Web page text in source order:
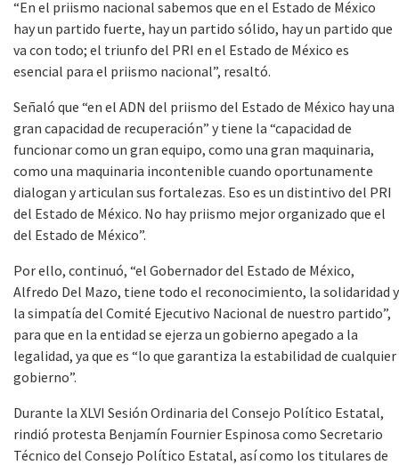
“En el priismo nacional sabemos que en el Estado de México
hay un partido fuerte, hay un partido sólido, hay un partido que
va con todo; el triunfo del PRI en el Estado de México es
esencial para el priismo nacional”, resaltó.
Señaló que “en el ADN del priismo del Estado de México hay una
gran capacidad de recuperación” y tiene la “capacidad de
funcionar como un gran equipo, como una gran maquinaria,
como una maquinaria incontenible cuando oportunamente
dialogan y articulan sus fortalezas. Eso es un distintivo del PRI
del Estado de México. No hay priismo mejor organizado que el
del Estado de México”.
Por ello, continuó, “el Gobernador del Estado de México,
Alfredo Del Mazo, tiene todo el reconocimiento, la solidaridad y
la simpatía del Comité Ejecutivo Nacional de nuestro partido”,
para que en la entidad se ejerza un gobierno apegado a la
legalidad, ya que es “lo que garantiza la estabilidad de cualquier
gobierno”.
Durante la XLVI Sesión Ordinaria del Consejo Político Estatal,
rindió protesta Benjamín Fournier Espinosa como Secretario
Técnico del Consejo Político Estatal, así como los titulares de